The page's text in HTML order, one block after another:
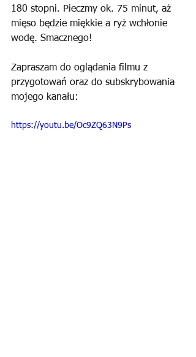
180 stopni. Pieczmy ok. 75 minut, aż
mięso będzie miękkie a ryż wchłonie
wodę. Smacznego!
Zapraszam do oglądania filmu z
przygotowań oraz do subskrybowania
mojego kanału:
https://youtu.be/Oc9ZQ63N9Ps